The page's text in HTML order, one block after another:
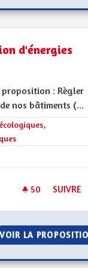
d'énergies
: Règler
nos bâtiments (...
: Les transitions
50 50
SUIVRE
VOIR LA